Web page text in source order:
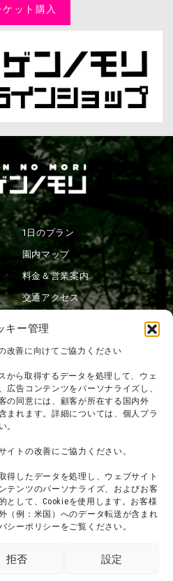
キー管理
改善に向けてご協力ください
から取得するデータを処理して、ウェ
広告コンテンツをパーソナライズし、
の同意には、顧客が所在する国内外
まれます。詳細については、個人プラ
。
イトの改善にご協力ください。
得したデータを処理し、ウェブサイト
テンツのパーソナライズ、およびお客
として、Cookieを使用します。お客様
（例：米国）へのデータ転送が含まれ
シーポリシーをご覧ください。
拒否 設定
ケット購入
1日のプラン
園内マップ
料金＆営業案内
交通アクセス
メディア掲載実績
会社概要
スタッフ募集